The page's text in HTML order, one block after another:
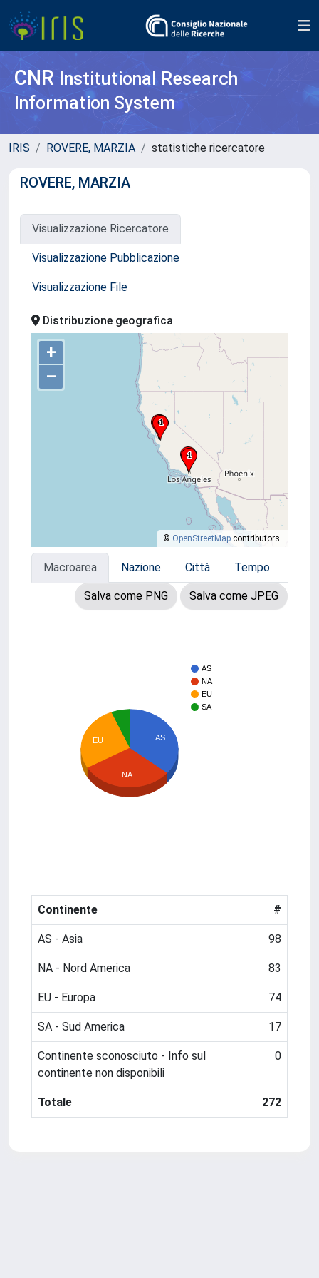
CNR Institutional Research
Information System
IRIS ROVERE, MARZIA statistiche ricercatore
ROVERE, MARZIA
Visualizzazione Ricercatore
Visualizzazione Pubblicazione
Visualizzazione File
Distribuzione geografica
+
–
© OpenStreetMap contributors.
Macroarea Nazione Città Tempo
Salva come PNG Salva come JPEG
AS
NA
EU
SA
AS
EU
NA
Continente #
AS - Asia 98
NA - Nord America 83
EU - Europa 74
SA - Sud America 17
Continente sconosciuto - Info sul
continente non disponibili
0
Totale 272